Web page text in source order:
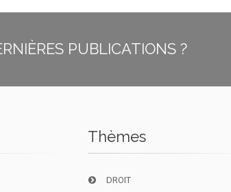
PUBLICATIONS ?
Thèmes
DROIT